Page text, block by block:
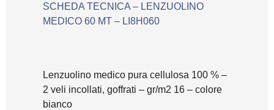
SCHEDA TECNICA – LENZUOLINO
MEDICO 60 MT – LI8H060
Lenzuolino medico pura cellulosa 100 % –
2 veli incollati, goffrati – gr/m2 16 – colore
bianco